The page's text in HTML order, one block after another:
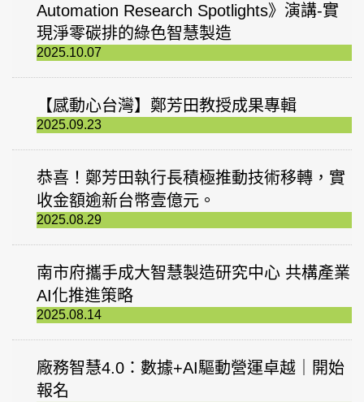
Automation Research Spotlights》演講-實
現淨零碳排的綠色智慧製造
2025.10.07
【感動心台灣】鄭芳田教授成果專輯
2025.09.23
恭喜！鄭芳田執行長積極推動技術移轉，實
收金額逾新台幣壹億元。
2025.08.29
南市府攜手成大智慧製造研究中心 共構產業
AI化推進策略
2025.08.14
廠務智慧4.0：數據+AI驅動營運卓越｜開始
報名